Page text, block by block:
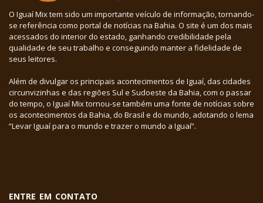
O Iguaí Mix tem sido um importante veículo de informação, tornando-
se referência como portal de notícias na Bahia. O site é um dos mais
acessados do interior do estado, ganhando credibilidade pela
qualidade de seu trabalho e conseguindo manter a fidelidade de
seus leitores.
Além de divulgar os principais acontecimentos de Iguaí, das cidades
circunvizinhas e das regiões Sul e Sudoeste da Bahia, com o passar
do tempo, o Iguaí Mix tornou-se também uma fonte de notícias sobre
os acontecimentos da Bahia, do Brasil e do mundo, adotando o lema
“Levar Iguaí para o mundo e trazer o mundo a Iguaí”.
ENTRE EM CONTATO